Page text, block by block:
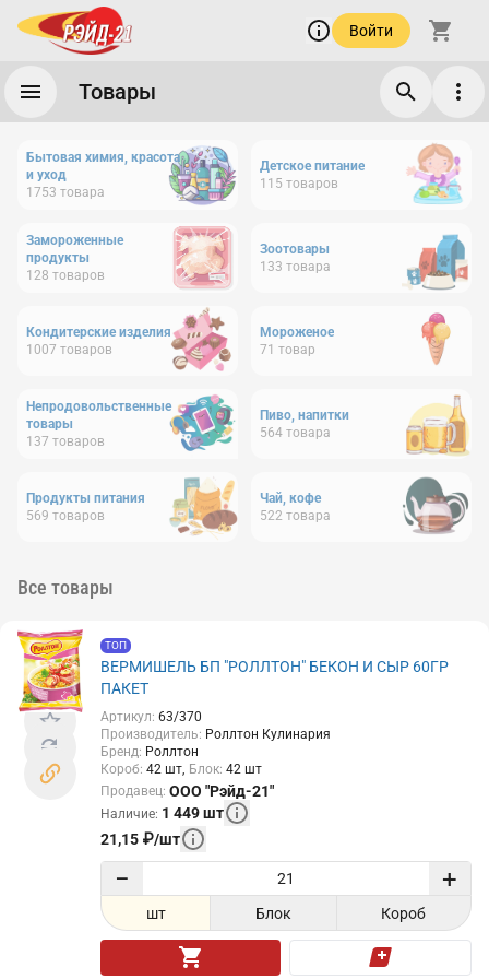
Войти
Товары
Бытовая химия, красота
и уход
1753 товара
Детское питание
115 товаров
Замороженные
продукты
128 товаров
Зоотовары
133 товара
Кондитерские изделия
1007 товаров
Мороженое
71 товар
Непродовольственные
товары
137 товаров
Пиво, напитки
564 товара
Продукты питания
569 товаров
Чай, кофе
522 товара
Все товары
ТОП
ВЕРМИШЕЛЬ БП "РОЛЛТОН" БЕКОН И СЫР 60ГР
ПАКЕТ
Артикул: 63/370
Производитель: Роллтон Кулинария
Бренд: Роллтон
Короб: 42 шт Блок: 42 шт
Продавец: ООО "Рэйд-21"
Наличие: 1 449шт
21,15 ₽/шт
− +
шт Блок Короб